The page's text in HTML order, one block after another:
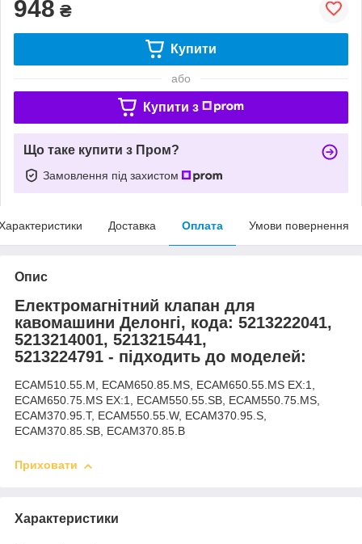
948 ₴
Купити
або
Купити з
Що таке купити з Пром?
Замовлення під захистом
Доставка Оплата Умови повернення
Опис
Електромагнітний клапан для
кавомашини Делонгі, кода: 5213222041,
5213214001, 5213215441,
5213224791 - підходить до моделей:
ECAM510.55.M, ECAM650.85.MS, ECAM650.55.MS EX:1,
ECAM650.75.MS EX:1, ECAM550.55.SB, ECAM550.75.MS,
ECAM370.95.T, ECAM550.55.W, ECAM370.95.S,
ECAM370.85.SB, ECAM370.85.B
Приховати
Характеристики